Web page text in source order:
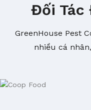
Đối Tác
GreenHouse Pest
nhiều cá